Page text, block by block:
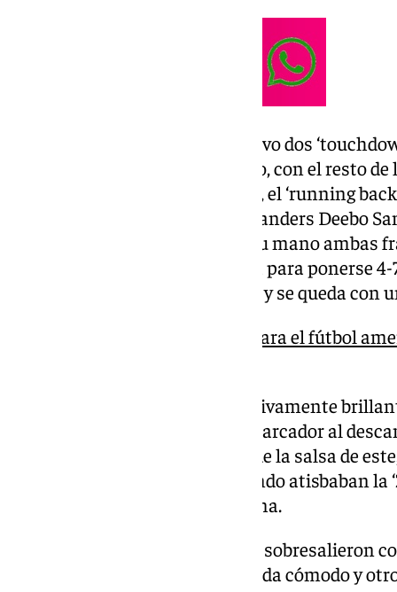
El choque en Madrid tan sólo tuvo dos
buenas oportunidades que hubo, con el resto
‘kickers’, y dentro del poco brillo, el ‘running
y el ‘wide receiver’ de los Commanders Deebo
en un partido que tuvieron en su mano ambas
con su segunda victoria seguida para ponerse
encajó su sexta derrota seguida y se queda con
Taylor Swift, un revulsivo para el fútbol
No fue una primera parte excesivamente
emoción por la igualdad en el marcador al
ausencia de grandes jugadas y de la salsa de
ni Commanders acertaron cuando atisbaban la
tuvieron, alguna bastante óptima.
Los dos ‘quarterbacks’ tampoco sobresalieron
Tagovailoa al que no se le vio nada cómodo y